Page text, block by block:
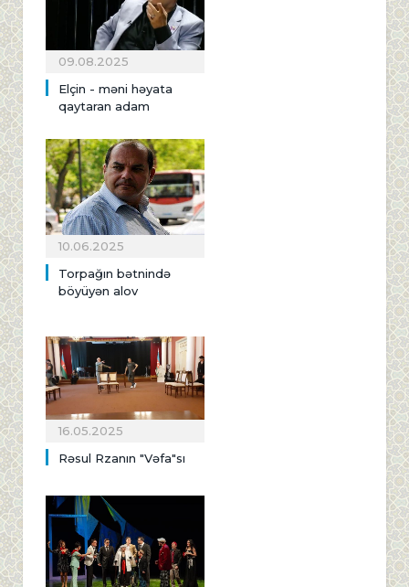
09.08.2025
Elçin - məni həyata
qaytaran adam
10.06.2025
Torpağın bətnində
böyüyən alov
16.05.2025
Rəsul Rzanın "Vəfa"sı